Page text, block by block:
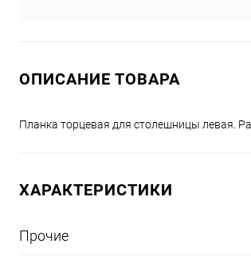
ОПИСАНИЕ ТОВАРА
Планка торцевая для столешницы левая.
ХАРАКТЕРИСТИКИ
Прочие